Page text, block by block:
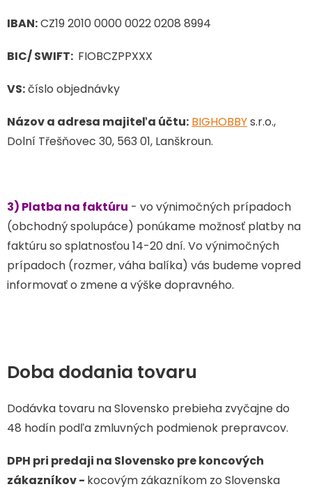
IBAN:CZ19 2010 0000 0022 0208 8994
BIC/ SWIFT: FIOBCZPPXXX
VS:číslo objednávky
Názov a adresa majiteľa účtu: BIGHOBBYs.r.o.,
Dolní Třešňovec 30, 563 01, Lanškroun.
3) Platba na faktúru - vo výnimočných prípadoch
(obchodný spolupáce) ponúkame možnosť platby na
faktúru so splatnosťou 14-20 dní. Vo výnimočných
prípadoch (rozmer, váha balíka) vás budeme vopred
informovať o zmene a výške dopravného.
Doba dodania tovaru
Dodávka tovaru na Slovensko prebieha zvyčajne do
48 hodín podľa zmluvných podmienok prepravcov.
DPH pri predaji na Slovensko pre koncových
zákazníkov - kocovým zákazníkom zo Slovenska